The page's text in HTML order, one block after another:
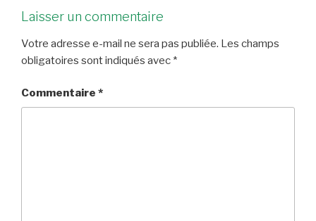
Laisser un commentaire
Votre adresse e-mail ne sera pas publiée. Les champs
obligatoires sont indiqués avec *
Commentaire *